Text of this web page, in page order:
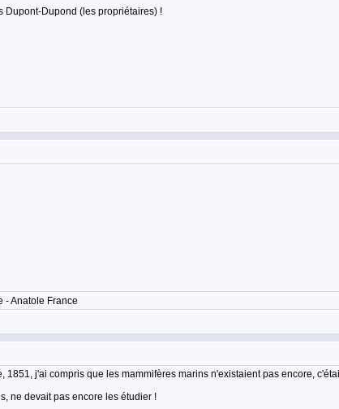
Dupont-Dupond (les propriétaires) !
- Anatole France
j'ai compris que les mammifères marins n'existaient pas encore,
ne devait pas encore les étudier !